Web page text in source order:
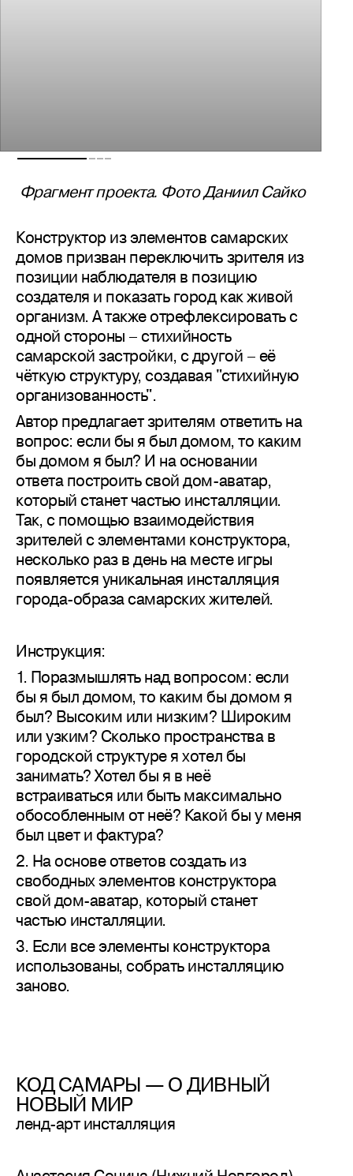
Фрагмент проекта. Фото Даниил Сайко
Конструктор из элементов самарских
домов призван переключить зрителя из
позиции наблюдателя в позицию
создателя и показать город как живой
организм. А также отрефлексировать с
одной стороны – стихийность
самарской застройки, с другой – её
чёткую структуру, создавая "стихийную
организованность".
Автор предлагает зрителям ответить на
вопрос: если бы я был домом, то каким
бы домом я был? И на основании
ответа построить свой дом-аватар,
который станет частью инсталляции.
Так, с помощью взаимодействия
зрителей с элементами конструктора,
несколько раз в день на месте игры
появляется уникальная инсталляция
города-образа самарских жителей.
Инструкция:
1. Поразмышлять над вопросом: если
бы я был домом, то каким бы домом я
был? Высоким или низким? Широким
или узким? Сколько пространства в
городской структуре я хотел бы
занимать? Хотел бы я в неё
встраиваться или быть максимально
обособленным от неё? Какой бы у меня
был цвет и фактура?
2. На основе ответов создать из
свободных элементов конструктора
свой дом-аватар, который станет
частью инсталляции.
3. Если все элементы конструктора
использованы, собрать инсталляцию
заново.
КОД САМАРЫ — О ДИВНЫЙ
НОВЫЙ МИР
ленд-арт инсталляция